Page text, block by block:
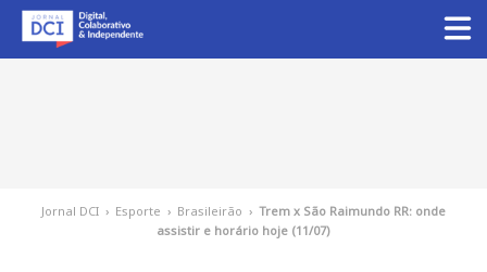
Jornal DCI › Esporte › Brasileirão › Trem x São Raimundo RR: onde
assistir e horário hoje (11/07)